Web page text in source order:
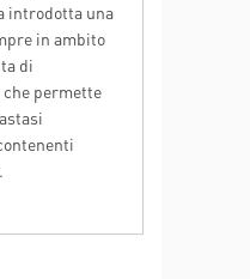
introdotta una
in ambito
di
che permette